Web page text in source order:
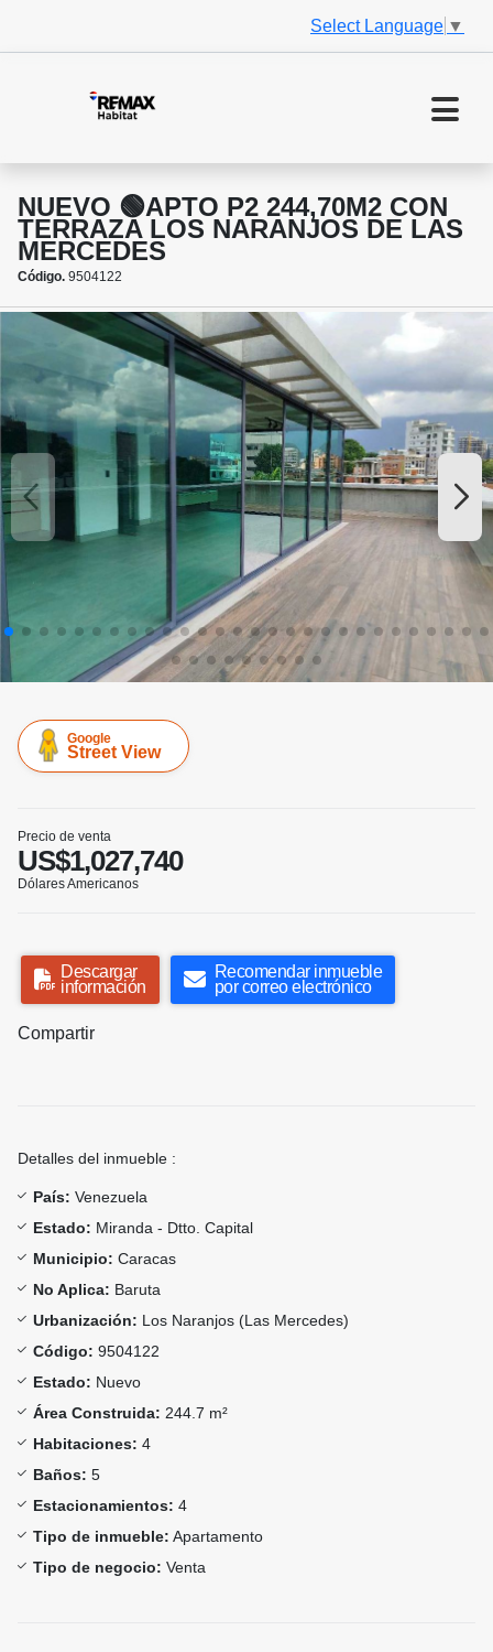
Select Language ▼
NUEVO 🟢APTO P2 244,70M2 CON
TERRAZA LOS NARANJOS DE LAS
MERCEDES
Código. 9504122
Google
Street View
Precio de venta
US$1,027,740
Dólares Americanos
Descargar
información
Recomendar inmueble
por correo electrónico
Compartir
Detalles del inmueble :
País: Venezuela
Estado: Miranda - Dtto. Capital
Municipio: Caracas
No Aplica: Baruta
Urbanización: Los Naranjos (Las Mercedes)
Código: 9504122
Estado: Nuevo
Área Construida: 244.7 m²
Habitaciones: 4
Baños: 5
Estacionamientos: 4
Tipo de inmueble: Apartamento
Tipo de negocio: Venta